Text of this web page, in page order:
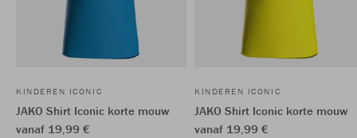
KINDEREN ICONIC
JAKO Shirt Iconic korte mouw
vanaf 19,99 €
KINDEREN ICONIC
JAKO Shirt Iconic korte mouw
vanaf 19,99 €